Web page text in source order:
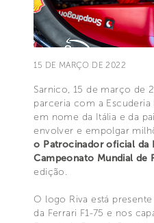
15 DE MARÇO DE 2022
Sarnico, 15 de março de
parceria com a
em nome da Itália e da
envolver e empolgar
o Patrocinador oficial da
Campeonato Mundial de
edição.
O logo Riva está
da Ferrari F1-75 e nos